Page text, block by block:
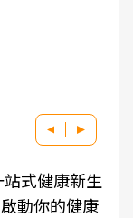
式健康新生
動你的健康